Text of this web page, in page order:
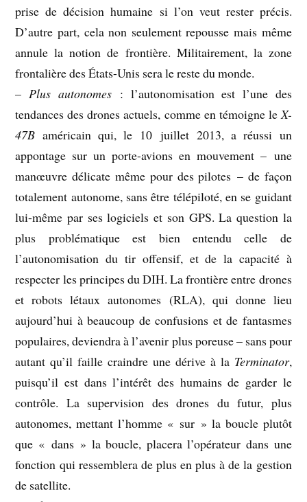
prise de décision humaine si l’on veut rester précis.
D’autre part, cela non seulement repousse mais même
annule la notion de frontière. Militairement, la zone
frontalière des États-Unis sera le reste du monde.
– Plus autonomes: l’autonomisation est l’une des
tendances des drones actuels, comme en témoigne leX-
47B américain qui, le 10 juillet 2013, a réussi un
appontage sur un porte-avions en mouvement – une
manœuvre délicate même pour des pilotes – de façon
totalement autonome, sans être télépiloté, en se guidant
lui-même par ses logiciels et son GPS. La question la
plus problématique est bien entendu celle de
l’autonomisation du tir offensif, et de la capacité à
respecter les principes du DIH. La frontière entre drones
et robots létaux autonomes (RLA), qui donne lieu
aujourd’hui à beaucoup de confusions et de fantasmes
populaires, deviendra à l’avenir plus poreuse – sans pour
autant qu’il faille craindre une dérive à la Terminator,
puisqu’il est dans l’intérêt des humains de garder le
contrôle. La supervision des drones du futur, plus
autonomes, mettant l’homme « sur » la boucle plutôt
que « dans » la boucle, placera l’opérateur dans une
fonction qui ressemblera de plus en plus à de la gestion
de satellite.